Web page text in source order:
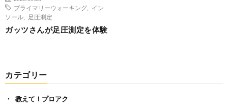
プライマリーウォーキング
イン
ソール
足圧測定
ガッツさんが足圧測定を体験
カテゴリー
教えて！プロアク